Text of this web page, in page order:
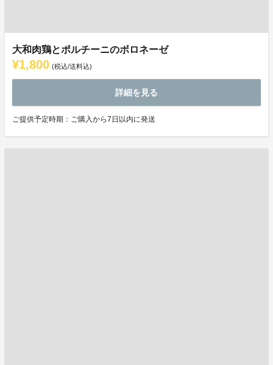
大和肉鶏とポルチーニのボロネーゼ
¥1,800 (税込/送料込)
詳細を見る
ご提供予定時期：ご購入から7日以内に発送